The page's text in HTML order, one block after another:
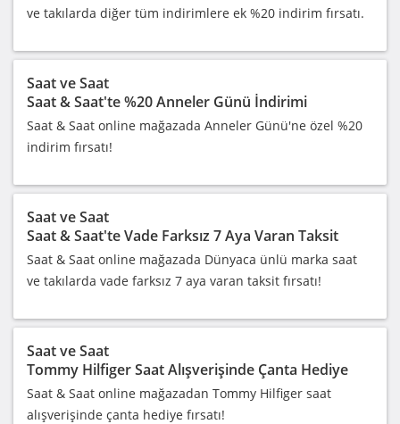
ve takılarda diğer tüm indirimlere ek %20 indirim fırsatı.
Saat ve Saat
Saat & Saat'te %20 Anneler Günü İndirimi
Saat & Saat online mağazada Anneler Günü'ne özel %20
indirim fırsatı!
Saat ve Saat
Saat & Saat'te Vade Farksız 7 Aya Varan Taksit
Saat & Saat online mağazada Dünyaca ünlü marka saat
ve takılarda vade farksız 7 aya varan taksit fırsatı!
Saat ve Saat
Tommy Hilfiger Saat Alışverişinde Çanta Hediye
Saat & Saat online mağazadan Tommy Hilfiger saat
alışverişinde çanta hediye fırsatı!